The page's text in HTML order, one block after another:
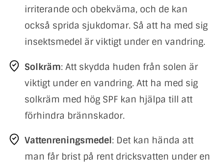
irriterande och obekväma, och de kan
också sprida sjukdomar. Så att ha med sig
insektsmedel är viktigt under en vandring.
Solkräm: Att skydda huden från solen är
viktigt under en vandring. Att ha med sig
solkräm med hög SPF kan hjälpa till att
förhindra brännskador.
Vattenreningsmedel: Det kan hända att
man får brist på rent dricksvatten under en